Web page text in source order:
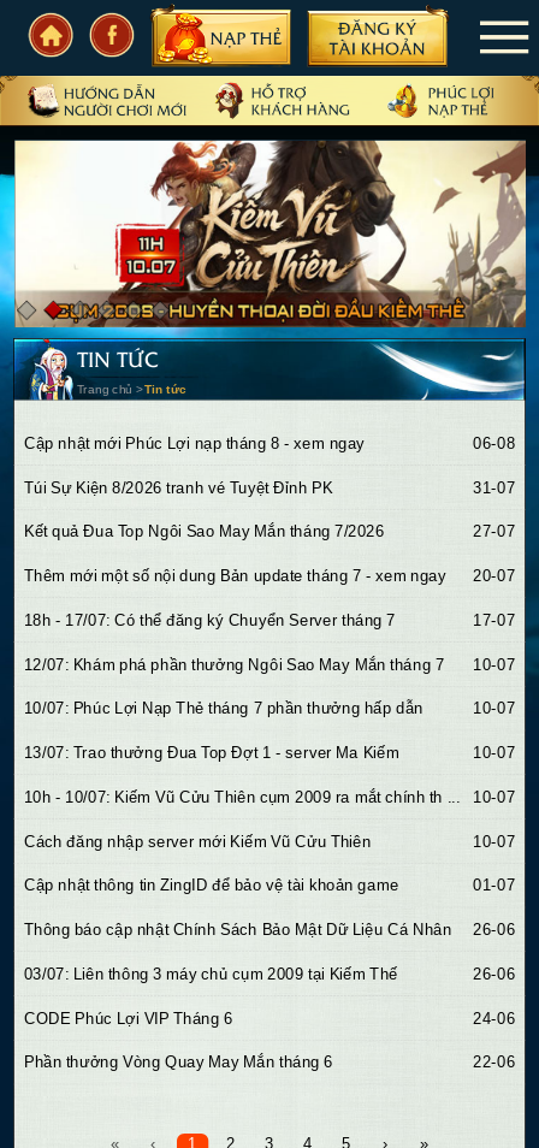
TIN TỨC
Trang chủ>Tin tức
Cập nhật mới Phúc Lợi nạp tháng 8 - xem ngay 06-08
Túi Sự Kiện 8/2026 tranh vé Tuyệt Đỉnh PK 31-07
Kết quả Đua Top Ngôi Sao May Mắn tháng 7/2026 27-07
Thêm mới một số nội dung Bản update tháng 7 - xem ngay 20-07
18h - 17/07: Có thể đăng ký Chuyển Server tháng 7 17-07
12/07: Khám phá phần thưởng Ngôi Sao May Mắn tháng 7 10-07
10/07: Phúc Lợi Nạp Thẻ tháng 7 phần thưởng hấp dẫn 10-07
13/07: Trao thưởng Đua Top Đợt 1 - server Ma Kiếm 10-07
10h - 10/07: Kiếm Vũ Cửu Thiên cụm 2009 ra mắt chính th ... 10-07
Cách đăng nhập server mới Kiếm Vũ Cửu Thiên 10-07
Cập nhật thông tin ZingID để bảo vệ tài khoản game 01-07
Thông báo cập nhật Chính Sách Bảo Mật Dữ Liệu Cá Nhân 26-06
03/07: Liên thông 3 máy chủ cụm 2009 tại Kiếm Thế 26-06
CODE Phúc Lợi VIP Tháng 6 24-06
Phần thưởng Vòng Quay May Mắn tháng 6 22-06
« ‹ 1 2 3 4 5 › »
TRANG CHỦ
TIN TỨC
SỰ KIỆN
CẨM NANG
CẦN BIẾT